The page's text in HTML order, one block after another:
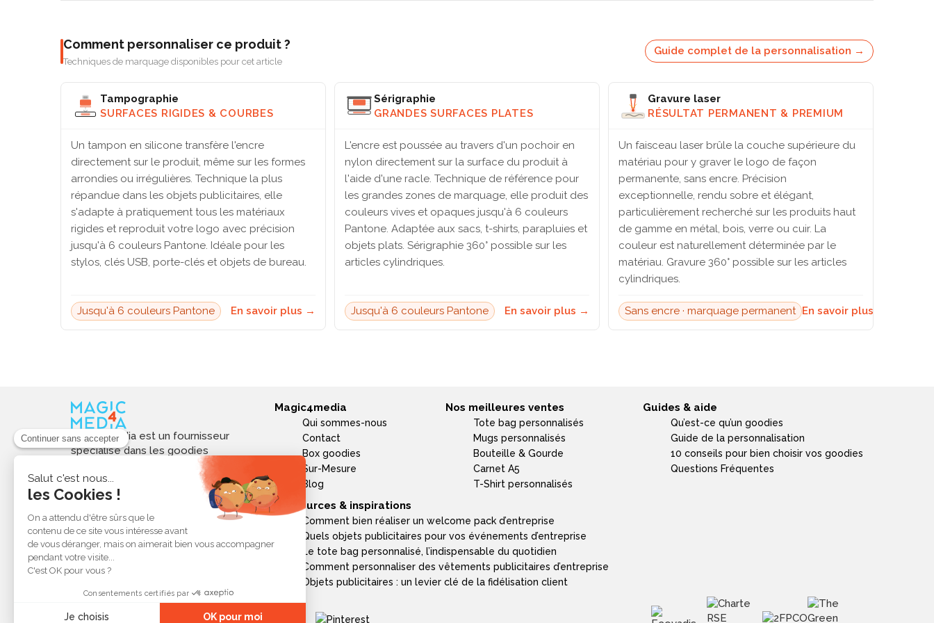
Comment personnaliser ce produit ?
Techniques de marquage disponibles pour cet article
Guide complet de la personnalisation →
Tampographie
SURFACES RIGIDES & COURBES
Un tampon en silicone transfère l'encre
directement sur le produit, même sur les formes
arrondies ou irrégulières. Technique la plus
répandue dans les objets publicitaires, elle
s'adapte à pratiquement tous les matériaux
rigides et reproduit votre logo avec précision
jusqu'à 6 couleurs Pantone. Idéale pour les
stylos, clés USB, porte-clés et objets de bureau.
Jusqu'à 6 couleurs Pantone En savoir plus →
Sérigraphie
GRANDES SURFACES PLATES
L'encre est poussée au travers d'un pochoir en
nylon directement sur la surface du produit à
l'aide d'une racle. Technique de référence pour
les grandes zones de marquage, elle produit des
couleurs vives et opaques jusqu'à 6 couleurs
Pantone. Adaptée aux sacs, t-shirts, parapluies et
objets plats. Sérigraphie 360° possible sur les
articles cylindriques.
Jusqu'à 6 couleurs Pantone En savoir plus →
Gravure laser
RÉSULTAT PERMANENT & PREMIUM
Un faisceau laser brûle la couche supérieure du
matériau pour y graver le logo de façon
permanente, sans encre. Précision
exceptionnelle, rendu sobre et élégant,
particulièrement recherché sur les produits haut
de gamme en métal, bois, verre ou cuir. La
couleur est naturellement déterminée par le
matériau. Gravure 360° possible sur les articles
cylindriques.
Sans encre · marquage permanent En savoir plus →
Magic4media est un fournisseur
spécialisé dans les goodies
personnalisés et objets publicitaires
pour les entreprises. Nous
sélectionnons des produits utiles,
tendances et responsables pour
valoriser votre image de marque,
soutenir vos actions de
communication et réussir vos
opérations événementielles,
Magic4media
Qui sommes-nous
Contact
Box goodies
Sur-Mesure
Blog
Nos meilleures ventes
Tote bag personnalisés
Mugs personnalisés
Bouteille & Gourde
Carnet A5
T-Shirt personnalisés
Guides & aide
Qu’est-ce qu’un goodies
Guide de la personnalisation
10 conseils pour bien choisir vos goodies
Questions Fréquentes
Ressources & inspirations
Comment bien réaliser un welcome pack d’entreprise
Quels objets publicitaires pour vos événements d’entreprise
Le tote bag personnalisé, l’indispensable du quotidien
Comment personnaliser des vêtements publicitaires d’entreprise
Objets publicitaires : un levier clé de la fidélisation client